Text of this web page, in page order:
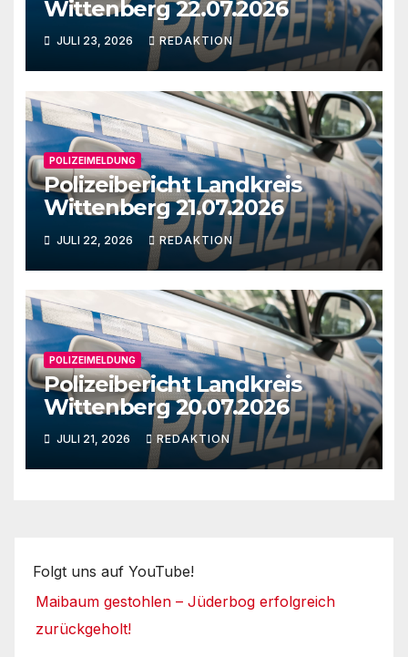
Wittenberg 22.07.2026
JULI 23, 2026 REDAKTION
POLIZEIMELDUNG
Polizeibericht Landkreis
Wittenberg 21.07.2026
JULI 22, 2026 REDAKTION
POLIZEIMELDUNG
Polizeibericht Landkreis
Wittenberg 20.07.2026
JULI 21, 2026 REDAKTION
Folgt uns auf YouTube!
Maibaum gestohlen – Jüderbog erfolgreich
zurückgeholt!